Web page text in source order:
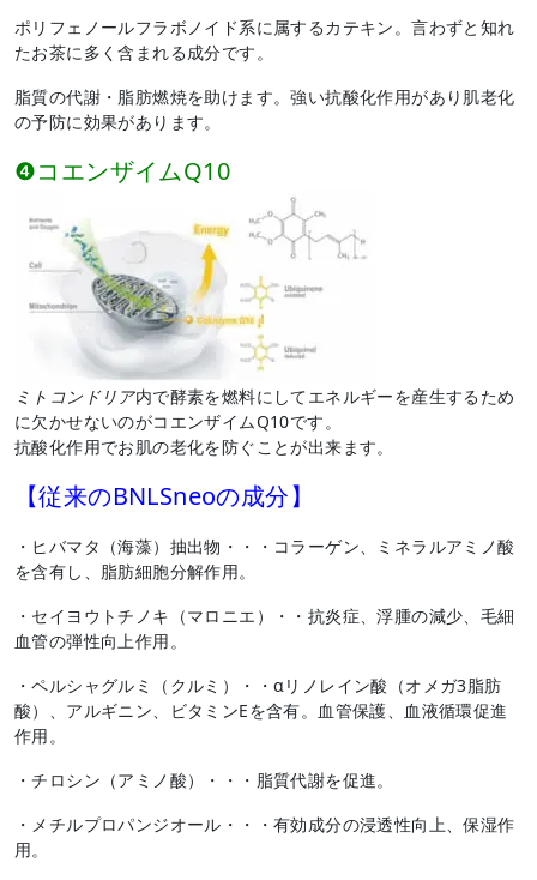
ポリフェノールフラボノイド系に属するカテキン。言わずと知れ
たお茶に多く含まれる成分です。
脂質の代謝・脂肪燃焼を助けます。強い抗酸化作用があり肌老化
の予防に効果があります。
❹コエンザイムQ10
ミトコンドリア内で酵素を燃料にしてエネルギーを産生するため
に欠かせないのがコエンザイムQ10です。
抗酸化作用でお肌の老化を防ぐことが出来ます。
【従来のBNLSneoの成分】
・ヒバマタ（海藻）抽出物・・・コラーゲン、ミネラルアミノ酸
を含有し、脂肪細胞分解作用。
・セイヨウトチノキ（マロニエ）・・抗炎症、浮腫の減少、毛細
血管の弾性向上作用。
・ペルシャグルミ（クルミ）・・αリノレイン酸（オメガ3脂肪
酸）、アルギニン、ビタミンEを含有。血管保護、血液循環促進
作用。
・チロシン（アミノ酸）・・・脂質代謝を促進。
・メチルプロパンジオール・・・有効成分の浸透性向上、保湿作
用。